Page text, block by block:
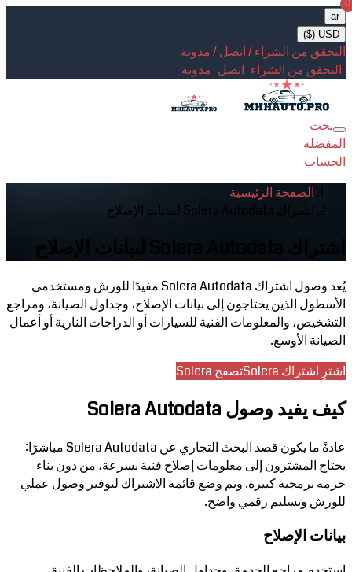
ar
USD ($)
التحقق من الشراء / اتصل / مدونة
التحقق من الشراء اتصل مدونة
Toggle
navigation
بحث
المفضلة
الحساب
0
الصفحة الرئيسية
اشتراك Solera Autodata لبيانات الإصلاح
يُعد وصول اشتراك Solera Autodata مفيدًا للورش ومستخدمي
الأسطول الذين يحتاجون إلى بيانات الإصلاح، وجداول الصيانة، ومراجع
التشخيص، والمعلومات الفنية للسيارات أو الدراجات النارية أو أعمال
الصيانة الأوسع.
اشترِ اشتراك Solera
تصفح Solera
كيف يفيد وصول Solera Autodata
عادةً ما يكون قصد البحث التجاري عن Solera Autodata مباشرًا:
يحتاج المشترون إلى معلومات إصلاح فنية بسرعة، من دون بناء
حزمة برمجية كبيرة. وتم وضع قائمة الاشتراك لتوفير وصول عملي
للورش وتسليم رقمي واضح.
بيانات الإصلاح